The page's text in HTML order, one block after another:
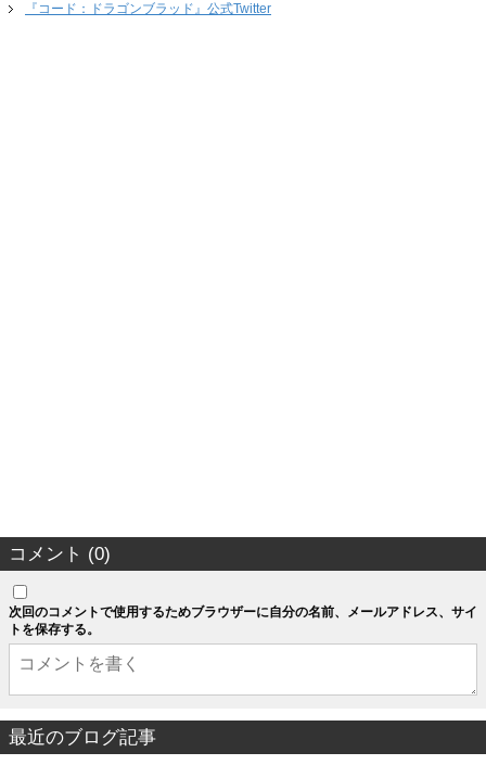
『コード：ドラゴンブラッド』公式Twitter
コメント (0)
次回のコメントで使用するためブラウザーに自分の名前、メールアドレス、サイ
トを保存する。
最近のブログ記事